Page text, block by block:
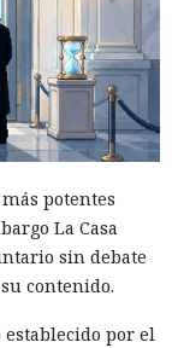
potentes
La Casa
sin debate
contenido.
por el